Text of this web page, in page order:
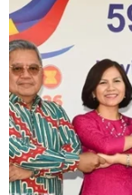
Mạng lưới do
Ngày 23/2,
một tập tài
thám của Cơ
đối với các